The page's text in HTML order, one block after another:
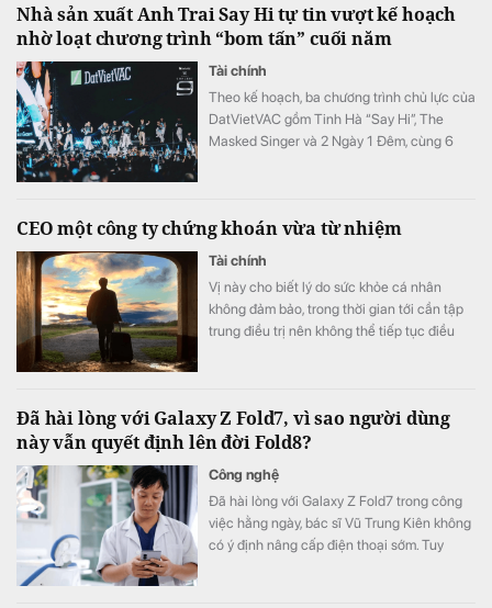
Nhà sản xuất Anh Trai Say Hi tự tin vượt kế hoạch
nhờ loạt chương trình “bom tấn” cuối năm
Tài chính
Theo kế hoạch, ba chương trình chủ lực của
DatVietVAC gồm Tinh Hà “Say Hi”, The
Masked Singer và 2 Ngày 1 Đêm, cùng 6
CEO một công ty chứng khoán vừa từ nhiệm
Tài chính
Vị này cho biết lý do sức khỏe cá nhân
không đảm bảo, trong thời gian tới cần tập
trung điều trị nên không thể tiếp tục điều
Đã hài lòng với Galaxy Z Fold7, vì sao người dùng
này vẫn quyết định lên đời Fold8?
Công nghệ
Đã hài lòng với Galaxy Z Fold7 trong công
việc hằng ngày, bác sĩ Vũ Trung Kiên không
có ý định nâng cấp điện thoại sớm. Tuy